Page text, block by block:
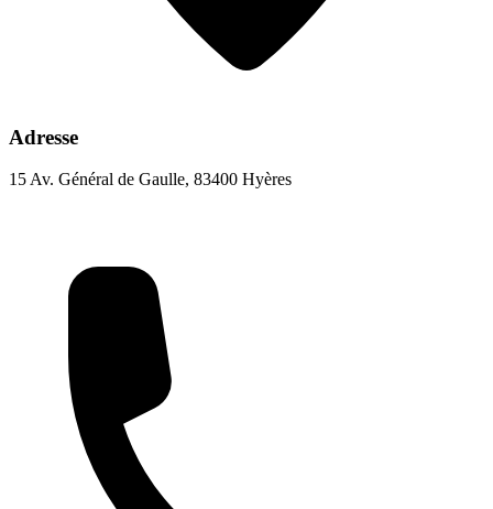
Adresse
15 Av. Général de Gaulle, 83400 Hyères